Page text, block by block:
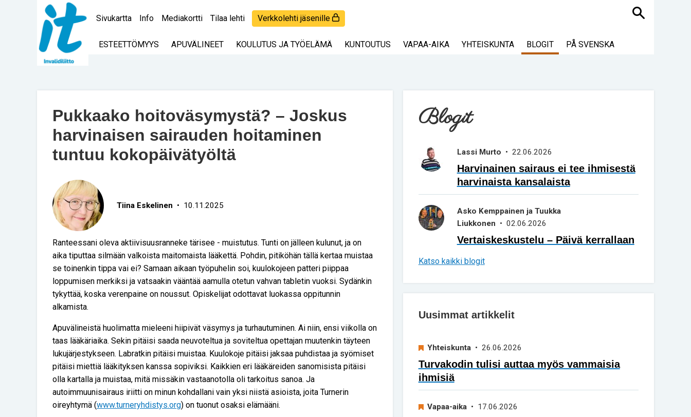
Sivukartta Info Mediakortti Tilaa lehti Verkkolehti jäsenille Haku
ESTEETTÖMYYS APUVÄLINEET KOULUTUS JA TYÖELÄMÄ KUNTOUTUS VAPAA-AIKA YHTEISKUNTA BLOGIT PÅ SVENSKA
Pukkaako hoitoväsymystä? – Joskus
harvinaisen sairauden hoitaminen
tuntuu kokopäivätyöltä
Tiina Eskelinen • 10.11.2025
Ranteessani oleva aktiivisuusranneke tärisee - muistutus. Tunti on jälleen kulunut, ja on
aika tiputtaa silmään valkoista maitomaista lääkettä. Pohdin, pitiköhän tällä kertaa muistaa
se toinenkin tippa vai ei? Samaan aikaan työpuhelin soi, kuulokojeen patteri piippaa
loppumisen merkiksi ja vatsaakin vääntää aamulla otetun vahvan tabletin vuoksi. Sydänkin
tykyttää, koska verenpaine on noussut. Opiskelijat odottavat luokassa oppitunnin
alkamista.
Apuvälineistä huolimatta mieleeni hiipivät väsymys ja turhautuminen. Ai niin, ensi viikolla on
taas lääkäriaika. Sekin pitäisi saada neuvoteltua ja soviteltua opettajan muutenkin täyteen
lukujärjestykseen. Labratkin pitäisi muistaa. Kuulokoje pitäisi jaksaa puhdistaa ja syömiset
pitäisi miettiä lääkityksen kanssa sopiviksi. Kaikkien eri lääkäreiden sanomisista pitäisi
olla kartalla ja muistaa, mitä missäkin vastaanotolla oli tarkoitus sanoa. Ja
autoimmuunisairaus iriitti on minun kohdallani vain yksi niistä asioista, joita Turnerin
oireyhtymä (www.turneryhdistys.org) on tuonut osaksi elämääni.
Blogit
Lassi Murto • 22.06.2026
Harvinainen sairaus ei tee ihmisestä
harvinaista kansalaista
Asko Kemppainen ja Tuukka
Liukkonen • 02.06.2026
Vertaiskeskustelu – Päivä kerrallaan
Katso kaikki blogit
Uusimmat artikkelit
Yhteiskunta• 26.06.2026
Turvakodin tulisi auttaa myös vammaisia
ihmisiä
Vapaa-aika• 17.06.2026